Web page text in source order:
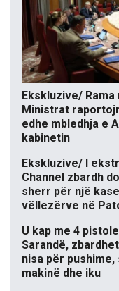
Ekskluzive/
Ministrat
edhe mbledhja e
kabinetin
Ekskluzive/ I
Channel zbardh
sherr për një
vëllezërve në
U kap me 4
Sarandë,
nisa për
makinë dhe iku